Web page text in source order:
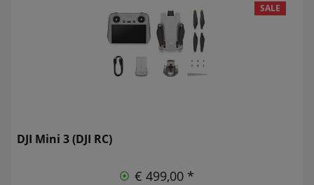
SALE
DJI Mini 3 (DJI RC)
€ 499,00 *